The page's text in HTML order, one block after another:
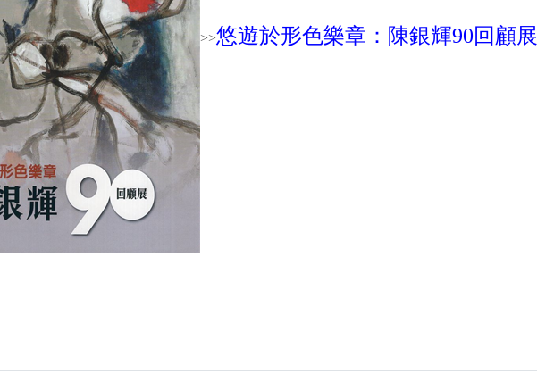
>>悠遊於形色樂章：陳銀輝90回顧展